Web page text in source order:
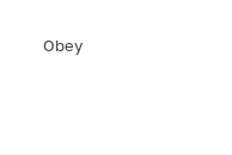
Obey